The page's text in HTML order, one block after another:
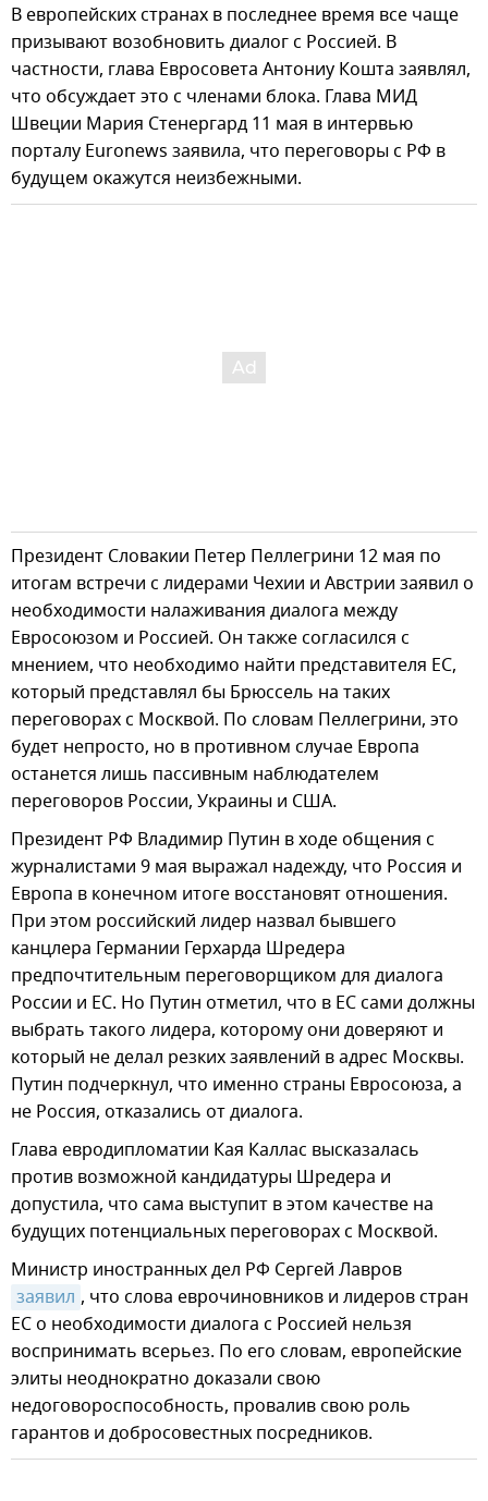
В европейских странах в последнее время все чаще
призывают возобновить диалог с Россией. В
частности, глава Евросовета Антониу Кошта заявлял,
что обсуждает это с членами блока. Глава МИД
Швеции Мария Стенергард 11 мая в интервью
порталу Euronews заявила, что переговоры с РФ в
будущем окажутся неизбежными.
Президент Словакии Петер Пеллегрини 12 мая по
итогам встречи с лидерами Чехии и Австрии заявил о
необходимости налаживания диалога между
Евросоюзом и Россией. Он также согласился с
мнением, что необходимо найти представителя ЕС,
который представлял бы Брюссель на таких
переговорах с Москвой. По словам Пеллегрини, это
будет непросто, но в противном случае Европа
останется лишь пассивным наблюдателем
переговоров России, Украины и США.
Президент РФ Владимир Путин в ходе общения с
журналистами 9 мая выражал надежду, что Россия и
Европа в конечном итоге восстановят отношения.
При этом российский лидер назвал бывшего
канцлера Германии Герхарда Шредера
предпочтительным переговорщиком для диалога
России и ЕС. Но Путин отметил, что в ЕС сами должны
выбрать такого лидера, которому они доверяют и
который не делал резких заявлений в адрес Москвы.
Путин подчеркнул, что именно страны Евросоюза, а
не Россия, отказались от диалога.
Глава евродипломатии Кая Каллас высказалась
против возможной кандидатуры Шредера и
допустила, что сама выступит в этом качестве на
будущих потенциальных переговорах с Москвой.
Министр иностранных дел РФ Сергей Лавров
заявил , что слова еврочиновников и лидеров стран
ЕС о необходимости диалога с Россией нельзя
воспринимать всерьез. По его словам, европейские
элиты неоднократно доказали свою
недоговороспособность, провалив свою роль
гарантов и добросовестных посредников.